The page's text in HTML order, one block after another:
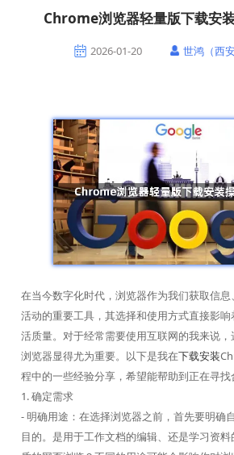
Chrome浏览器轻量版下载安
2026-01-20 世鸿（西安
在当今数字化时代，浏览器作为我们获取信
活动的重要工具，其选择和使用方式直接影
活质量。对于经常需要使用互联网的我来说
浏览器显得尤为重要。以下是我在下载安装
程中的一些经验分享，希望能帮助到正在寻找
1. 确定需求
- 明确用途：在选择浏览器之前，首先要明确
目的。是用于工作文档的编辑、还是学习资